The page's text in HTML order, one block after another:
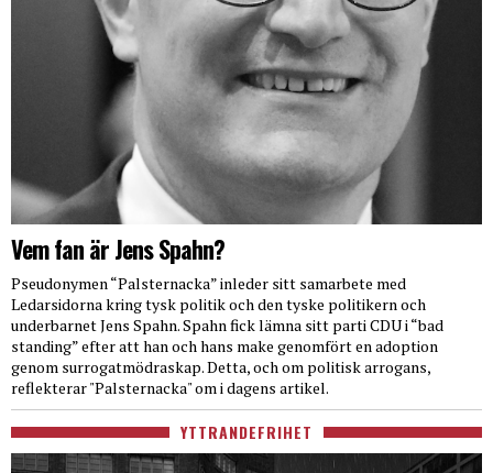
Vem fan är Jens Spahn?
Pseudonymen “Palsternacka” inleder sitt samarbete med
Ledarsidorna kring tysk politik och den tyske politikern och
underbarnet Jens Spahn. Spahn fick lämna sitt parti CDU i “bad
standing” efter att han och hans make genomfört en adoption
genom surrogatmödraskap. Detta, och om politisk arrogans,
reflekterar "Palsternacka" om i dagens artikel.
YTTRANDEFRIHET